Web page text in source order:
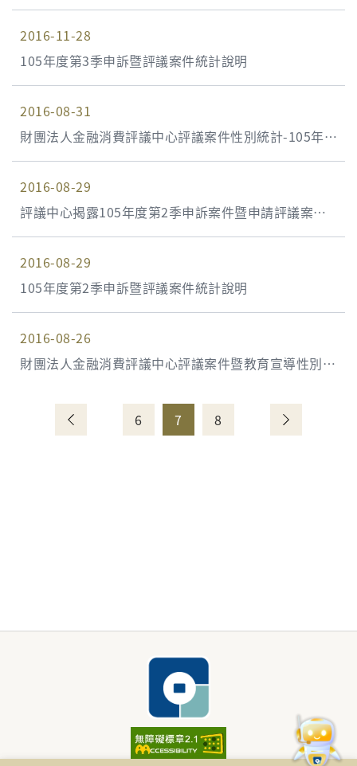
統計資料
2016-11-28
105年度第3季申訴暨評議案件統計說明
2016-08-31
財團法人金融消費評議中心評議案件性別統計-105年上
半年度
2016-08-29
評議中心揭露105年度第2季申訴案件暨申請評議案件
統計資料
2016-08-29
105年度第2季申訴暨評議案件統計說明
2016-08-26
財團法人金融消費評議中心評議案件暨教育宣導性別統
6
7 8